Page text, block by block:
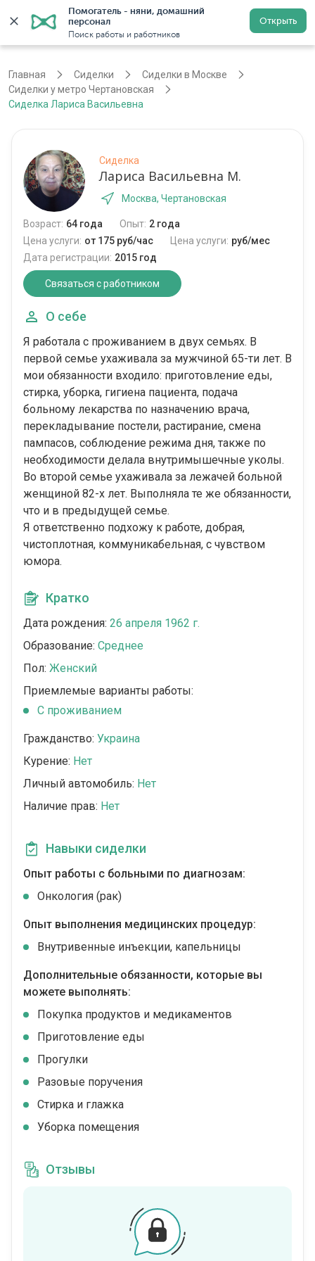
Помогатель - няни, домашний
персонал
Поиск работы и работников
Открыть
Регистрация
Главная Сиделки
Сиделки в Москве
Сиделки у метро Чертановская
Сиделка Лариса Васильевна
Сиделка
Лариса Васильевна М.
Москва, Чертановская
Возраст: 64 года Опыт: 2 года
Цена услуги: от 175 руб/час Цена услуги: руб/мес
Дата регистрации: 2015 год
Связаться с работником
О себе
Я работала с проживанием в двух семьях. В
первой семье ухаживала за мужчиной 65-ти лет. В
мои обязанности входило: приготовление еды,
стирка, уборка, гигиена пациента, подача
больному лекарства по назначению врача,
перекладывание постели, растирание, смена
пампасов, соблюдение режима дня, также по
необходимости делала внутримышечные уколы.
Во второй семье ухаживала за лежачей больной
женщиной 82-х лет. Выполняла те же обязанности,
что и в предыдущей семье.
Я ответственно подхожу к работе, добрая,
чистоплотная, коммуникабельная, с чувством
юмора.
Кратко
Дата рождения: 26 апреля 1962 г.
Образование: Среднее
Пол: Женский
Приемлемые варианты работы:
C проживанием
Гражданство: Украина
Курение: Нет
Личный автомобиль: Нет
Наличие прав: Нет
Навыки сиделки
Опыт работы с больными по диагнозам:
Онкология (рак)
Опыт выполнения медицинских процедур:
Внутривенные инъекции, капельницы
Дополнительные обязанности, которые вы
можете выполнять:
Покупка продуктов и медикаментов
Приготовление еды
Прогулки
Разовые поручения
Стирка и глажка
Уборка помещения
Отзывы